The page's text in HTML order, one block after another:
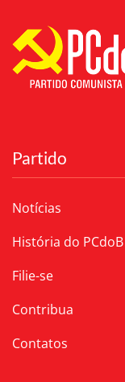
Partido
Notícias
História do PCdoB
Filie-se
Contribua
Contatos